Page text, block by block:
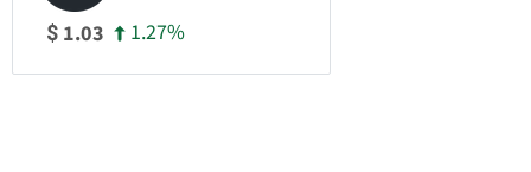
$ 1.03 1.27%